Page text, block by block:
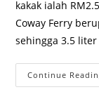
kakak ialah
Coway Ferry
sehingga 3.5
Continue